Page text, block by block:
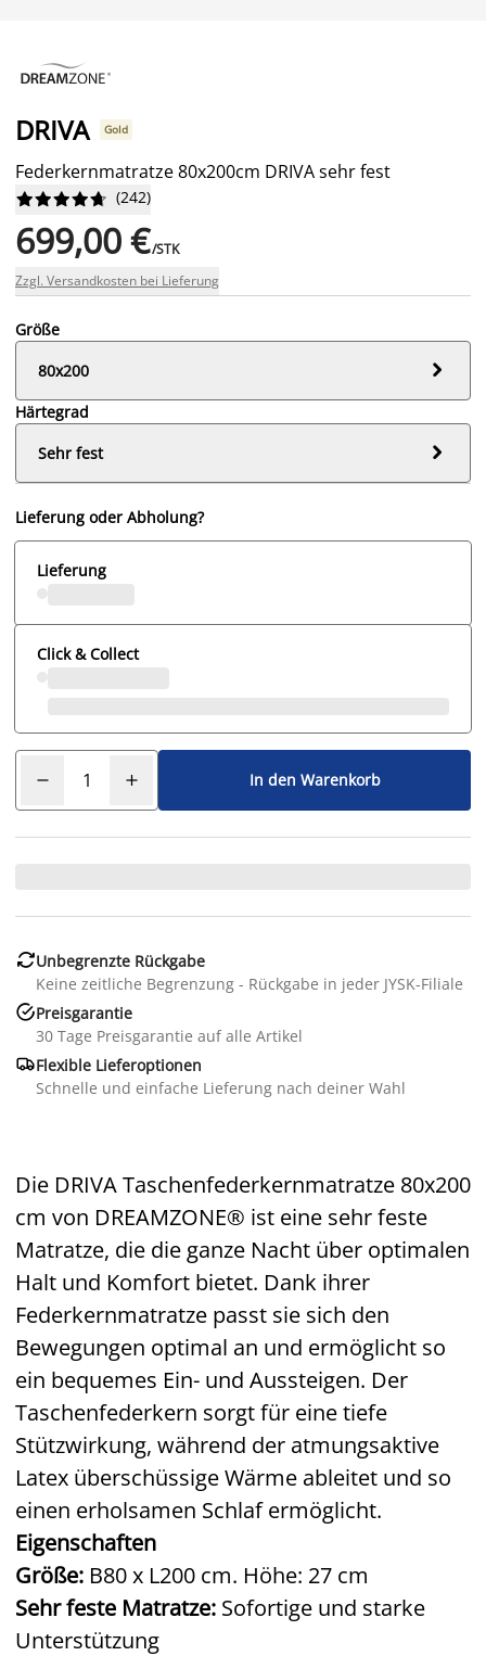
DRIVA Gold
Federkernmatratze 80x200cm DRIVA sehr fest





 (242)
699,00 €/STK
Zzgl. Versandkosten bei Lieferung
Größe
80x200

Härtegrad
Sehr fest

Lieferung oder Abholung?
Lieferung
Click & Collect
In den Warenkorb
Unbegrenzte Rückgabe
Keine zeitliche Begrenzung - Rückgabe in jeder JYSK-Filiale
Preisgarantie
30 Tage Preisgarantie auf alle Artikel
Flexible Lieferoptionen
Schnelle und einfache Lieferung nach deiner Wahl
Die DRIVA Taschenfederkernmatratze 80x200
cm von DREAMZONE® ist eine sehr feste
Matratze, die die ganze Nacht über optimalen
Halt und Komfort bietet. Dank ihrer
Federkernmatratze passt sie sich den
Bewegungen optimal an und ermöglicht so
ein bequemes Ein- und Aussteigen. Der
Taschenfederkern sorgt für eine tiefe
Stützwirkung, während der atmungsaktive
Latex überschüssige Wärme ableitet und so
einen erholsamen Schlaf ermöglicht.
Eigenschaften
Größe: B80 x L200 cm. Höhe: 27 cm
Sehr feste Matratze: Sofortige und starke
Unterstützung